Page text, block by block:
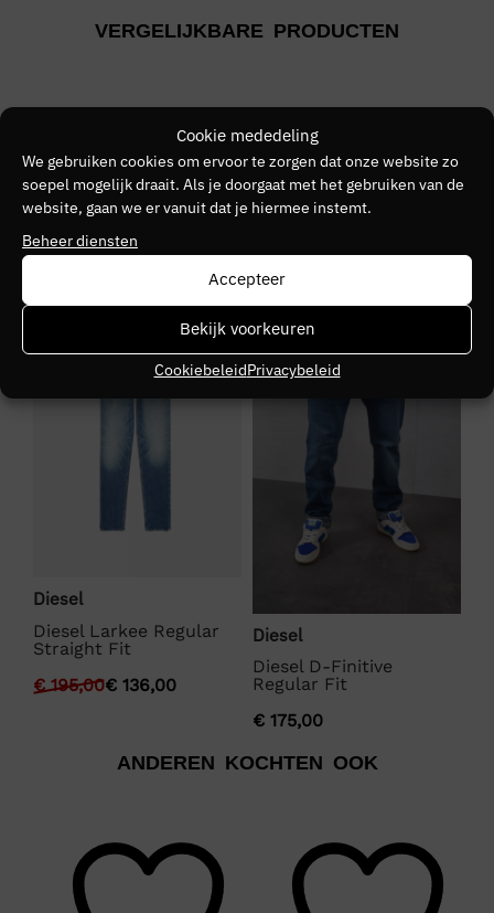
Cookie mededeling
We gebruiken cookies om ervoor te zorgen dat onze website zo
soepel mogelijk draait. Als je doorgaat met het gebruiken van de
website, gaan we er vanuit dat je hiermee instemt.
Beheer diensten
Accepteer
Bekijk voorkeuren
CookiebeleidPrivacybeleid
Blauw
Kleurnummer
30
Seizoen
VERGELIJKBARE PRODUCTEN
Diesel
Diesel Larkee Regular
Straight Fit
€195,00€ 136,00
Diesel
Diesel D-Finitive
Regular Fit
€ 175,00
ANDEREN KOCHTEN OOK